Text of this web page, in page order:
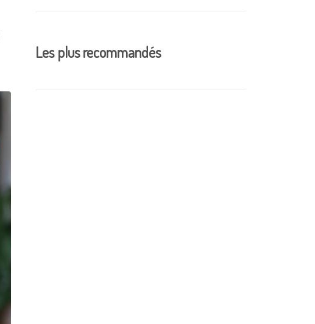
Les plus recommandés